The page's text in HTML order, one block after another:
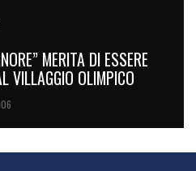
MERITA DI ESSERE
VILLAGGIO OLIMPICO